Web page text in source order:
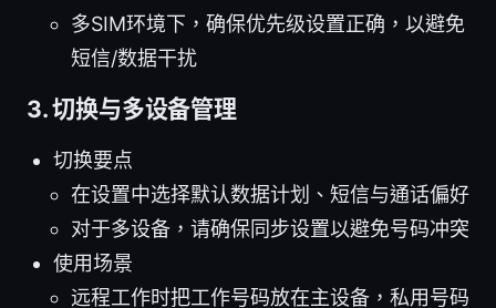
多SIM环境下，确保优先级设置正确，以避免
短信/数据干扰
3. 切换与多设备管理
切换要点
在设置中选择默认数据计划、短信与通话偏好
对于多设备，请确保同步设置以避免号码冲突
使用场景
远程工作时把工作号码放在主设备，私用号码